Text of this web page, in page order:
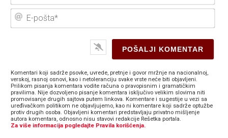
E-
Komentari koji sadrže psovke, uvrede, pretnje i govor mržnje na nacionalnoj,
verskoj, rasnoj osnovi, kao i netoleranciju svake vrste neće biti objavljeni.
Prilikom pisanja komentara vodite računa o pravopisnim i gramatičkim
pravilima. Nije dozvoljeno pisanje komentara isključivo velikim slovima niti
promovisanje drugih sajtova putem linkova. Komentare i sugestije u vezi sa
uređivačkom politikom ne objavljujemo, kao ni komentare koji sadrže optužbe
protiv drugih osoba. Objavljeni komentari predstavljaju privatno mišljenje
autora komentara, odnosno nisu stavovi redakcije Rešetka portala.
Za više informacija pogledajte Pravila korišćenja.